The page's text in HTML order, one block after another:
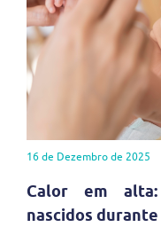
16 de Dezembro de 2025
Calor em
nascidos